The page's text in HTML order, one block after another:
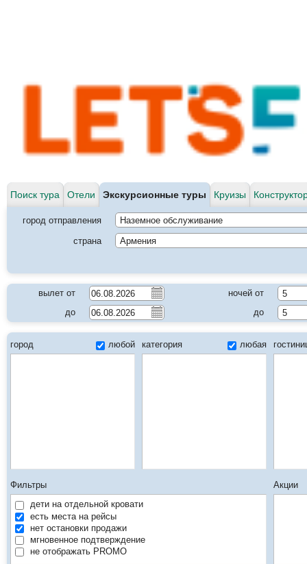
Поиск тура Отели Экскурсионные туры Круизы
город отправления
Наземное обслуживание
страна
Армения
вылет от ночей от
5
до
до 5
город любой категория любая
Фильтры
дети на отдельной кровати
есть места на рейсы
нет остановки продажи
мгновенное подтверждение
не отображать PROMO
Акции